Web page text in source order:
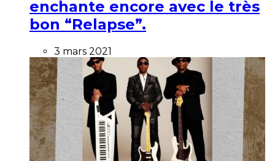
enchante encore avec le très
bon “Relapse”.
3 mars 2021